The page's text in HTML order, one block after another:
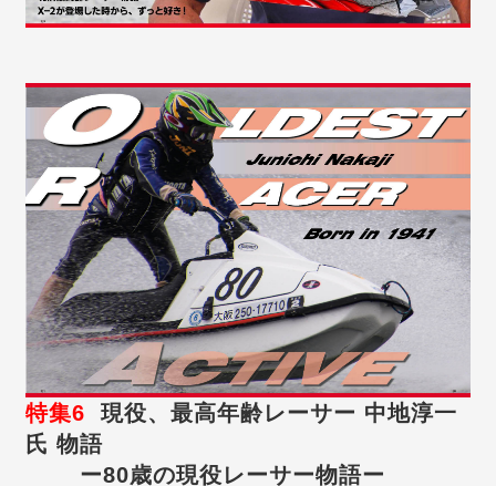
特集6 現役、最高年齢レーサー 中地淳一
氏 物語
ー80歳の現役レーサー物語ー